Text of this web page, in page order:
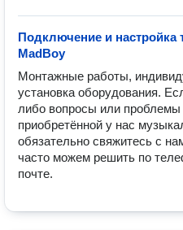
Подключение и настройка
MadBoy
Монтажные работы,
установка оборудования.
либо вопросы или проблемы
приобретённой у нас
обязательно свяжитесь с
часто можем решить по
почте.